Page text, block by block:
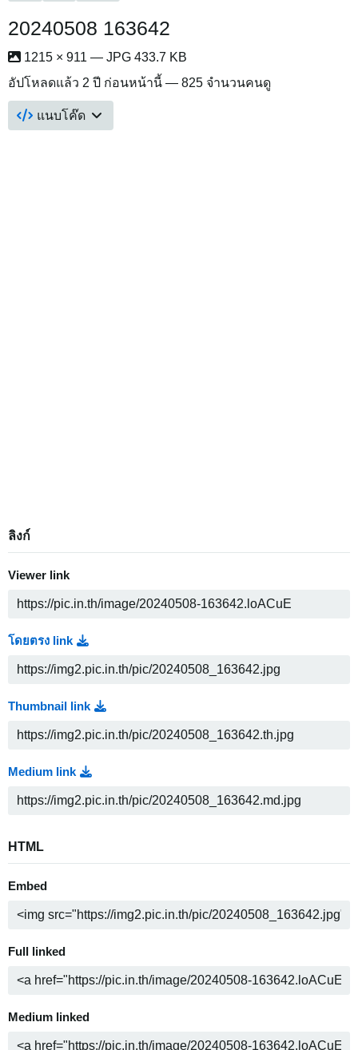
20240508 163642
1215 × 911 — JPG 433.7 KB
อัปโหลดแล้ว 2 ปี ก่อนหน้านี้ — 825 จำนวนคนดู
แนบโค๊ด
ลิงก์
Viewer link
โดยตรง link
Thumbnail link
Medium link
HTML
Embed
Full linked
Medium linked